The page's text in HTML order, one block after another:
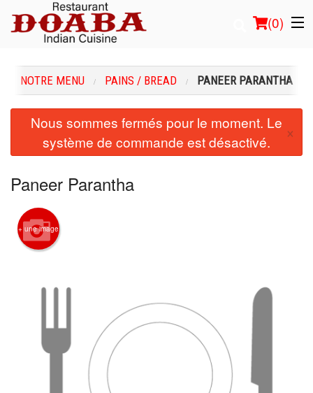
(0)
Commander en ligne
Emplacement
Connection
Inscription
Rechercher
NOTRE MENU PAINS / BREAD PANEER PARANTHA
Nous sommes fermés pour le moment. Le
système de commande est désactivé.
×
Paneer Parantha
+ une image